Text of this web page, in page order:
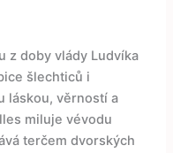
z doby vlády Ludvíka
šlechticů i
láskou, věrností a
miluje vévodu
terčem dvorských